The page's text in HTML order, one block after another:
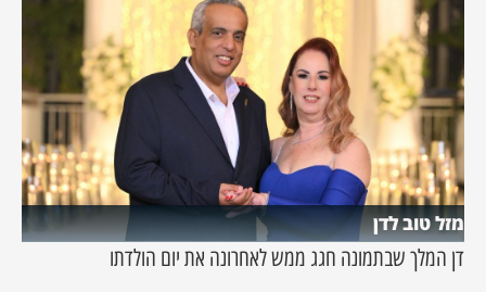
מזל טוב לדן
דן המלך שבתמונה חגג ממש לאחרונה את יום הולדתו